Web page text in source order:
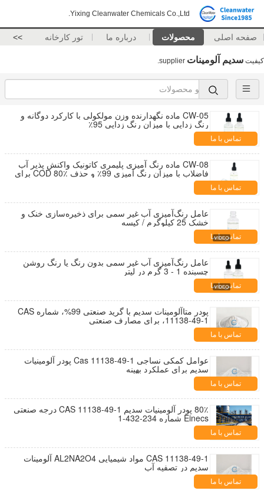
Yixing Cleanwater Chemicals Co.,Ltd.
صفحه اصلی محصولات درباره ما تور کارخانه >>
کیفیت سدیم آلومینات
CW-05 ماده نگهدارنده وزن مولکولی با کارکرد دوگانه و
رنگ زدایی با میزان رنگ زدایی 95٪
تماس با ما
CW-08 ماده رنگ آمیزی پلیمری کاتونیک واکنش پذیر آب
فاضلاب با میزان رنگ آمیزی 99٪ و حذف COD 80٪ برای
آب فاضلاب نساجی تماس با ما
عامل رنگ‌آمیزی آب غیر سمی برای ذخیره‌سازی خنک و
خشک 25 کیلوگرم / کیسه
تماس با ما
عامل رنگ‌آمیزی آب غیر سمی بدون رنگ یا رنگ روشن
چسبنده 1 - 3 گرم در لیتر
تماس با ما
پودر متاآلومینات سدیم با گرید صنعتی 99%، شماره CAS
11138-49-1، برای مصارف صنعتی
تماس با ما
عوامل کمکی نساجی Cas 11138-49-1 پودر آلومینیات
سدیم برای عملکرد بهینه
تماس با ما
80٪ پودر آلومینیات سدیم CAS 11138-49-1 درجه صنعتی
Einecs شماره 234-432-1
تماس با ما
CAS 11138-49-1 مواد شیمیایی AL2NA2O4 آلومینات
سدیم در تصفیه آب
تماس با ما